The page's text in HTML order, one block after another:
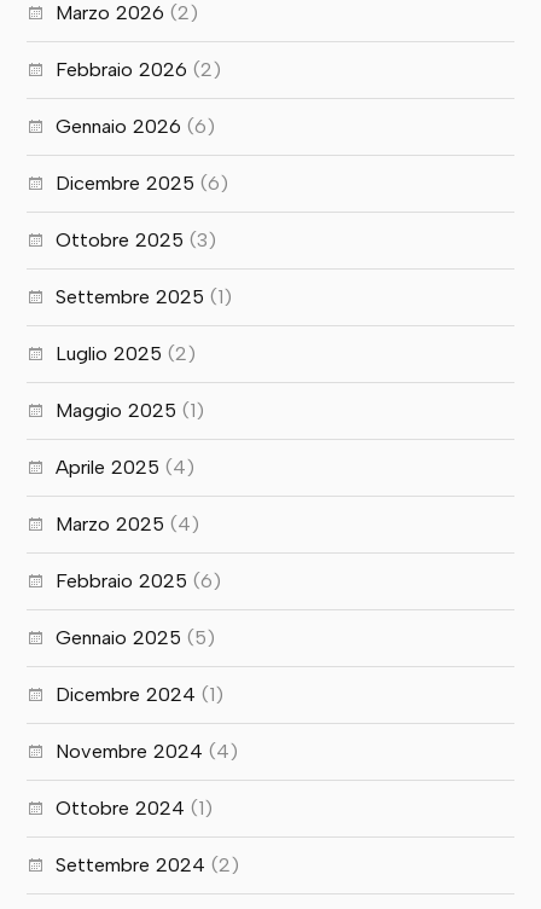
Marzo 2026 (2)
Febbraio 2026 (2)
Gennaio 2026 (6)
Dicembre 2025 (6)
Ottobre 2025 (3)
Settembre 2025 (1)
Luglio 2025 (2)
Maggio 2025 (1)
Aprile 2025 (4)
Marzo 2025 (4)
Febbraio 2025 (6)
Gennaio 2025 (5)
Dicembre 2024 (1)
Novembre 2024 (4)
Ottobre 2024 (1)
Settembre 2024 (2)